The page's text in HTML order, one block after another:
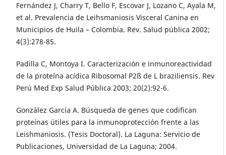
Fernández J, Charry T, Bello F, Escovar J, Lozano C, Ayala M,
et al. Prevalencia de Leihsmaniosis Visceral Canina en
Municipios de Huila – Colombia. Rev. Salud pública 2002;
4(3):278-85.
Padilla C, Montoya I. Caracterización e inmunoreactividad
de la proteína acídica Ribosomal P2ß de L braziliensis. Rev
Perú Med Exp Salud Pública 2003; 20(2):92-6.
González García A. Búsqueda de genes que codifican
proteínas útiles para la inmunoprotección frente a las
Leishmaniosis. (Tesis Doctoral). La Laguna: Servicio de
Publicaciones, Universidad de La Laguna; 2004.